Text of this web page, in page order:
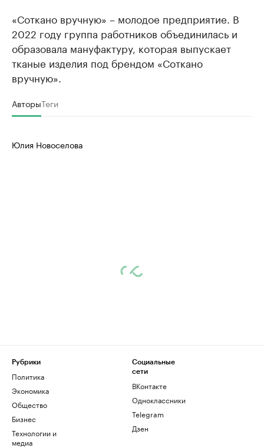
«Соткано вручную» – молодое предприятие. В
2022 году группа работников объединилась и
образовала мануфактуру, которая выпускает
тканые изделия под брендом «Соткано
вручную».
АвторыТеги
Юлия Новоселова
Рубрики
Политика
Экономика
Общество
Бизнес
Технологии и
медиа
Социальные
сети
ВКонтакте
Одноклассники
Telegram
Дзен